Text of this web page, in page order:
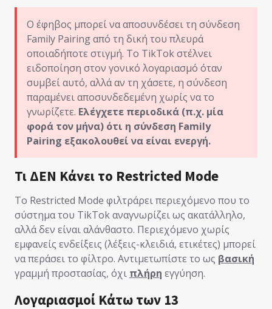
Ο έφηβος μπορεί να αποσυνδέσει τη σύνδεση
Family Pairing από τη δική του πλευρά
οποιαδήποτε στιγμή. Το TikTok στέλνει
ειδοποίηση στον γονικό λογαριασμό όταν
συμβεί αυτό, αλλά αν τη χάσετε, η σύνδεση
παραμένει αποσυνδεδεμένη χωρίς να το
γνωρίζετε. Ελέγχετε περιοδικά (π.χ. μία
φορά τον μήνα) ότι η σύνδεση Family
Pairing εξακολουθεί να είναι ενεργή.
Τι ΔΕΝ Κάνει το Restricted Mode
Το Restricted Mode φιλτράρει περιεχόμενο που το
σύστημα του TikTok αναγνωρίζει ως ακατάλληλο,
αλλά δεν είναι αλάνθαστο. Περιεχόμενο χωρίς
εμφανείς ενδείξεις (λέξεις-κλειδιά, ετικέτες) μπορεί
να περάσει το φίλτρο. Αντιμετωπίστε το ως βασική
γραμμή προστασίας, όχι πλήρη εγγύηση.
Λογαριασμοί Κάτω των 13